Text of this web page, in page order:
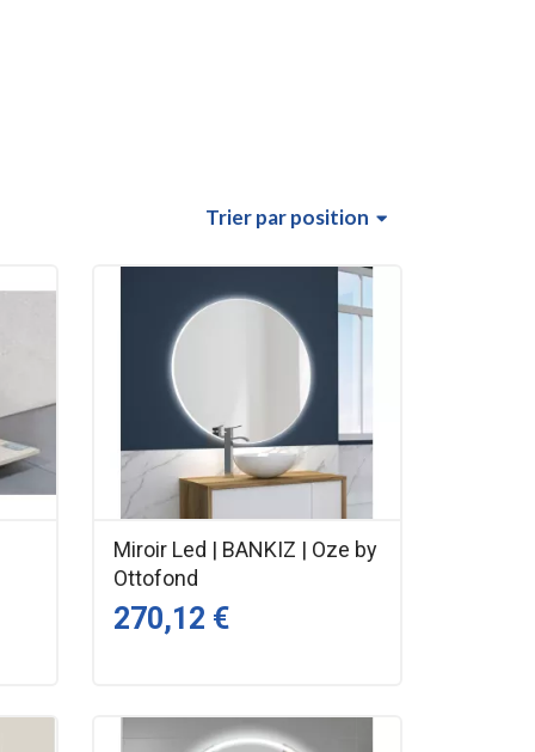
Trierpar position
Miroir Led | BANKIZ | Oze by
Ottofond
270,12 €